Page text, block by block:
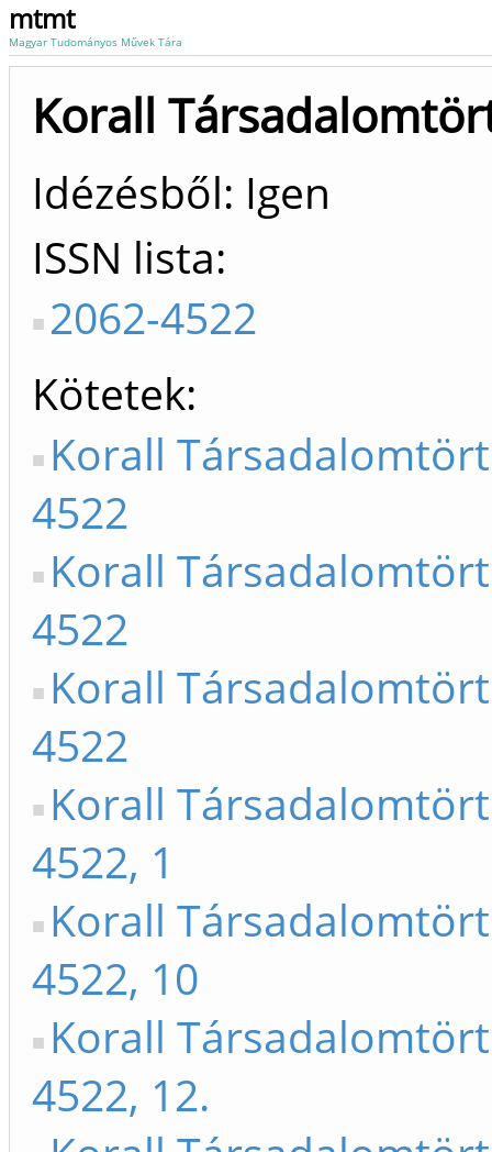
mtmt
Magyar Tudományos Művek Tára
Korall
Idézésből: Igen
ISSN lista
2062-4522
Kötetek
Korall
4522
Korall
4522
Korall
4522
Korall
4522, 1
Korall
4522, 10
Korall
4522, 12.